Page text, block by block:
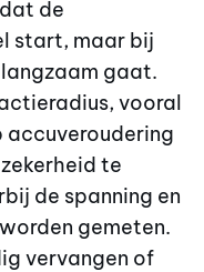
de
start, maar bij
gaat.
vooral
accuveroudering
te
de spanning en
gemeten.
vervangen of